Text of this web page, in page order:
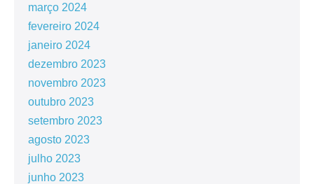
março 2024
fevereiro 2024
janeiro 2024
dezembro 2023
novembro 2023
outubro 2023
setembro 2023
agosto 2023
julho 2023
junho 2023